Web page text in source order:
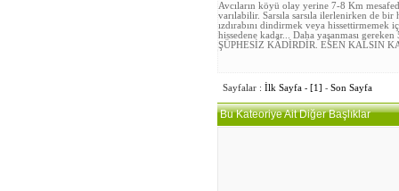
Avcıların köyü olay yerine 7-8 Km
varılabilir. Sarsıla sarsıla ilerlenirken de
ızdırabını dindirmek veya hissettirmemek
hissedene kadar... Daha yaşanması
ŞÜPHESİZ KÂDİRDİR. ESEN KALSIN
Sayfalar : İlk Sayfa - [1] - Son Sayfa
Bu Kateoriye Ait Diğer Başlıklar